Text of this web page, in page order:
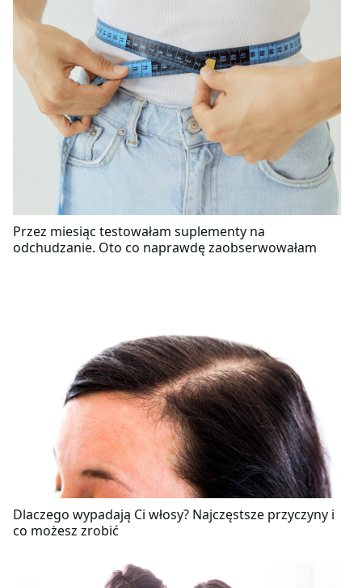
Przez miesiąc testowałam suplementy na
odchudzanie. Oto co naprawdę zaobserwowałam
Dlaczego wypadają Ci włosy? Najczęstsze przyczyny i
co możesz zrobić